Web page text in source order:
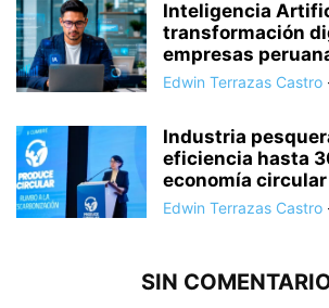
Inteligencia
transformación
empresas
Edwin Terrazas Castro
Industria
eficiencia hasta
economía circular
Edwin Terrazas Castro
SIN